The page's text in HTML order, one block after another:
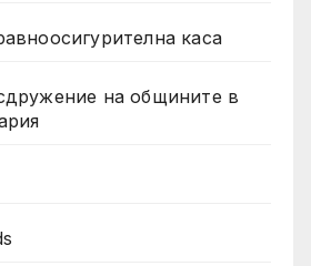
каса
на общините в